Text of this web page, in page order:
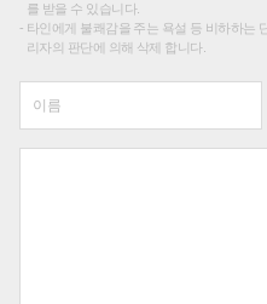
를 받을 수 있습니다.
타인에게 불쾌감을 주는 욕설 등 비하하는
리자의 판단에 의해 삭제 합니다.